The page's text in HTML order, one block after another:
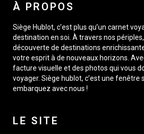
À PROPOS
Siège Hublot, c’est plus qu’un carnet
destination en soi. À travers nos
découverte de destinations
votre esprit à de nouveaux horizons.
facture visuelle et des photos qui vous
voyager. Siège hublot, c’est une fenêtre
embarquez avec nous !
LE SITE